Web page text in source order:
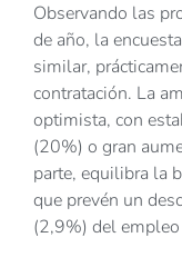
Observando las
de año, la
similar,
contratación. La
optimista, con
(20%) o gran
parte, equilibra la
que prevén un
(2,9%) del